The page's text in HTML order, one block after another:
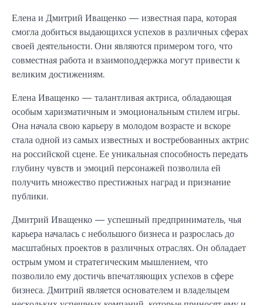
Елена и Дмитрий Иващенко — известная пара, которая
смогла добиться выдающихся успехов в различных сферах
своей деятельности. Они являются примером того, что
совместная работа и взаимоподдержка могут привести к
великим достижениям.
Елена Иващенко — талантливая актриса, обладающая
особым харизматичным и эмоциональным стилем игры.
Она начала свою карьеру в молодом возрасте и вскоре
стала одной из самых известных и востребованных актрис
на российской сцене. Ее уникальная способность передать
глубину чувств и эмоций персонажей позволила ей
получить множество престижных наград и признание
публики.
Дмитрий Иващенко — успешный предприниматель, чья
карьера началась с небольшого бизнеса и разрослась до
масштабных проектов в различных отраслях. Он обладает
острым умом и стратегическим мышлением, что
позволило ему достичь впечатляющих успехов в сфере
бизнеса. Дмитрий является основателем и владельцем